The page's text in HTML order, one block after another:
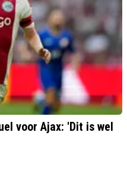
voor Ajax: 'Dit is wel